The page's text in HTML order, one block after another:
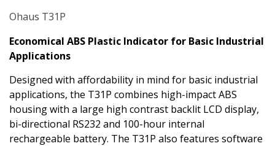
Ohaus T31P
Economical ABS Plastic Indicator for Basic Industrial
Applications
Designed with affordability in mind for basic industrial
applications, the T31P combines high-impact ABS
housing with a large high contrast backlit LCD display,
bi-directional RS232 and 100-hour internal
rechargeable battery. The T31P also features software